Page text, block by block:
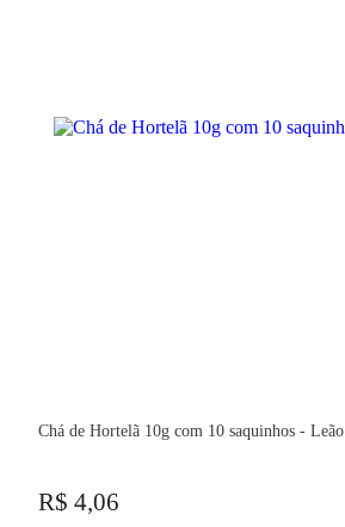
Chá de Hortelã 10g com 10 saquinhos - Leão
R$ 4,06